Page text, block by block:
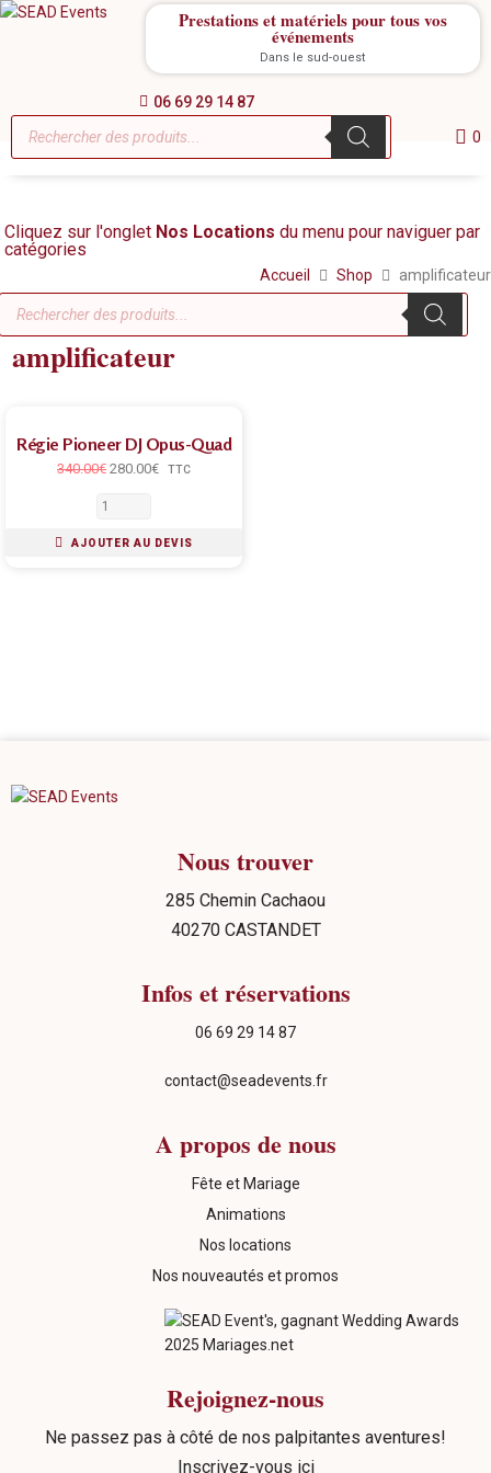
Prestations et matériels pour tous vos
événements
Dans le sud-ouest
06 69 29 14 87
0
Cliquez sur l'onglet Nos Locations du menu pour naviguer par
catégories
Accueil Shop amplificateur
amplificateur
Régie Pioneer DJ Opus-Quad
340.00€ 280.00€ TTC
AJOUTER AU DEVIS
Nous trouver
285 Chemin Cachaou
40270 CASTANDET
Infos et réservations
06 69 29 14 87
contact@seadevents.fr
A propos de nous
Fête et Mariage
Animations
Nos locations
Nos nouveautés et promos
Rejoignez-nous
Ne passez pas à côté de nos palpitantes aventures!
Inscrivez-vous ici